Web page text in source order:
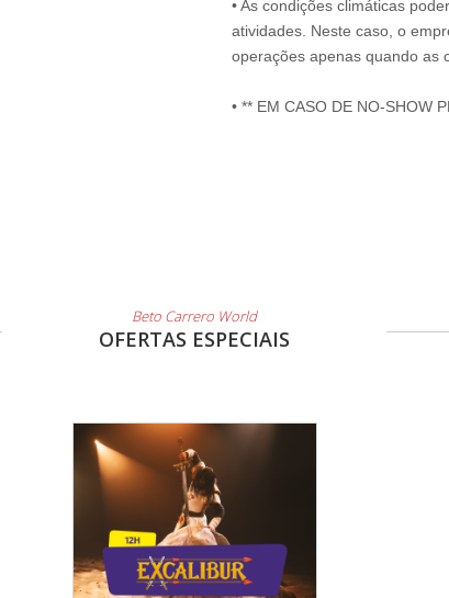
• As condições climáticas
atividades. Neste caso, o
operações apenas quando as
• ** EM CASO DE NO-SHOW
Beto Carrero World
OFERTAS ESPECIAIS